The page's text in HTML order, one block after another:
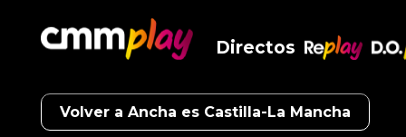
Directos
Volver a Ancha es Castilla-La Mancha